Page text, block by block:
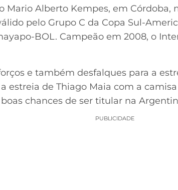
Mario Alberto Kempes, em Córdoba,
pelo Grupo C da Copa Sul-
BOL. Campeão em 2008, o
e também desfalques para a
estreia de Thiago Maia com a
chances de ser titular na
PUBLICIDADE